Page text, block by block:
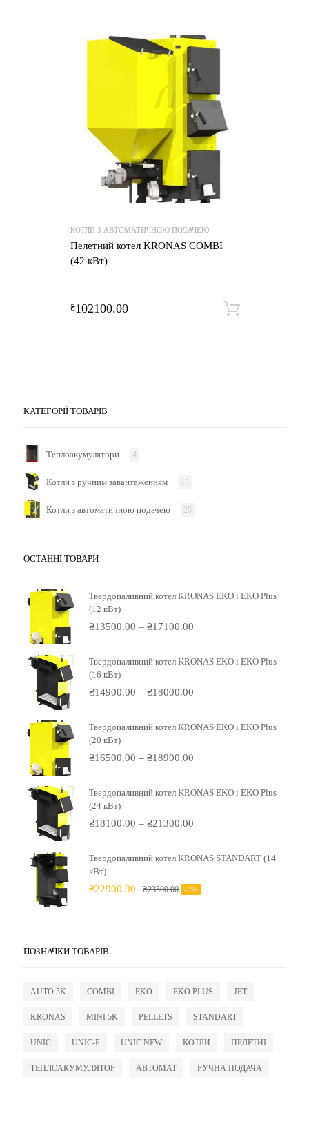
КОТЛИ З АВТОМАТИЧНОЮ ПОДАЧЕЮ
Пелетний котел KRONAS COMBI
(42 кВт)
₴102100.00
КАТЕГОРІЇ ТОВАРІВ
Теплоакумулятори 4
Котли з ручним завантаженням 15
Котли з автоматичною подачею 26
ОСТАННІ ТОВАРИ
Твердопаливний котел KRONAS EKO і EKO Plus
(12 кВт)
₴13500.00 – ₴17100.00
Твердопаливний котел KRONAS EKO і EKO Plus
(16 кВт)
₴14900.00 – ₴18000.00
Твердопаливний котел KRONAS EKO і EKO Plus
(20 кВт)
₴16500.00 – ₴18900.00
Твердопаливний котел KRONAS EKO і EKO Plus
(24 кВт)
₴18100.00 – ₴21300.00
Твердопаливний котел KRONAS STANDART (14
кВт)
₴23500.00
₴22900.00 -3%
ПОЗНАЧКИ ТОВАРІВ
AUTO 5K COMBI EKO EKO PLUS JET
KRONAS MINI 5K PELLETS STANDART
UNIC UNIC-P UNIC NEW КОТЛИ ПЕЛЕТНІ
ТЕПЛОАКУМУЛЯТОР АВТОМАТ РУЧНА ПОДАЧА